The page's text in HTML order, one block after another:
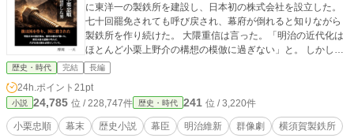
に東洋一の製鉄所を建設し、日本初の株式会社を設立した。
七十回罷免されても呼び戻され、幕府が倒れると知りながら
製鉄所を作り続けた。 大隈重信は言った。「明治の近代化は
ほとんど小栗上野介の構想の模倣に過ぎない」と。 しかし小
栗は慶応四年、裁判もなく斬られた。明治元年の改元より五
ヶ月前のことだった。 歴史の教科書に名が出ない男が、この
国の土台を作った。その生涯を、大河ドラマ風の群像劇とし
て描く歴史小説、全六万字。
歴史・時代 完結 長編
24h.ポイント 21pt
小説 24,785 位 / 228,747件 歴史・時代 241 位 / 3,220件
小栗忠順 幕末 歴史小説 幕臣 明治維新 群像劇 横須賀製鉄所